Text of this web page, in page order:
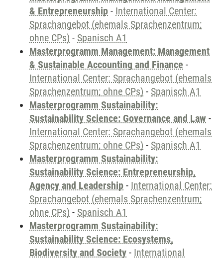
& Entrepreneurship - International Center:
Sprachangebot (ehemals Sprachenzentrum;
ohne CPs) - Spanisch A1
Masterprogramm Management: Management
& Sustainable Accounting and Finance -
International Center: Sprachangebot (ehemals
Sprachenzentrum; ohne CPs) - Spanisch A1
Masterprogramm Sustainability:
Sustainability Science: Governance and Law -
International Center: Sprachangebot (ehemals
Sprachenzentrum; ohne CPs) - Spanisch A1
Masterprogramm Sustainability:
Sustainability Science: Entrepreneurship,
Agency and Leadership - International Center:
Sprachangebot (ehemals Sprachenzentrum;
ohne CPs) - Spanisch A1
Masterprogramm Sustainability:
Sustainability Science: Ecosystems,
Biodiversity and Society - International